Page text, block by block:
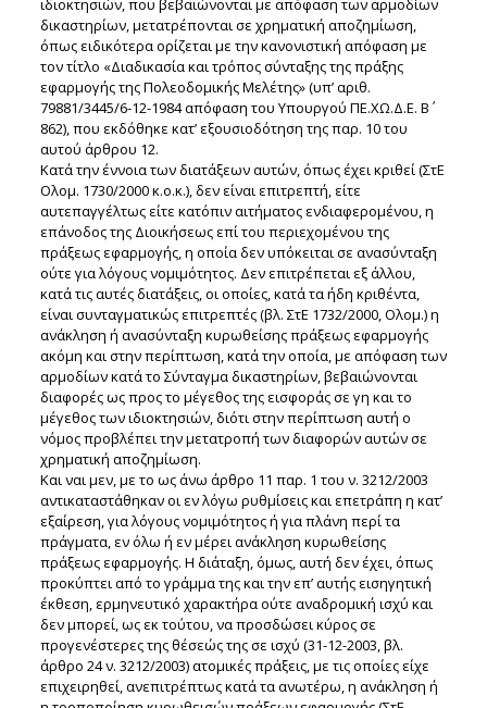
ιδιοκτησιών, που βεβαιώνονται με απόφαση των αρμοδίων
δικαστηρίων, μετατρέπονται σε χρηματική αποζημίωση,
όπως ειδικότερα ορίζεται με την κανονιστική απόφαση με
τον τίτλο «Διαδικασία και τρόπος σύνταξης της πράξης
εφαρμογής της Πολεοδομικής Μελέτης» (υπ’ αριθ.
79881/3445/6-12-1984 απόφαση του Υπουργού ΠΕ.ΧΩ.Δ.Ε. Β΄
862), που εκδόθηκε κατ’ εξουσιοδότηση της παρ. 10 του
αυτού άρθρου 12.
Κατά την έννοια των διατάξεων αυτών, όπως έχει κριθεί (ΣτΕ
Ολομ. 1730/2000 κ.ο.κ.), δεν είναι επιτρεπτή, είτε
αυτεπαγγέλτως είτε κατόπιν αιτήματος ενδιαφερομένου, η
επάνοδος της Διοικήσεως επί του περιεχομένου της
πράξεως εφαρμογής, η οποία δεν υπόκειται σε ανασύνταξη
ούτε για λόγους νομιμότητος. Δεν επιτρέπεται εξ άλλου,
κατά τις αυτές διατάξεις, οι οποίες, κατά τα ήδη κριθέντα,
είναι συνταγματικώς επιτρεπτές (βλ. ΣτΕ 1732/2000, Ολομ.) η
ανάκληση ή ανασύνταξη κυρωθείσης πράξεως εφαρμογής
ακόμη και στην περίπτωση, κατά την οποία, με απόφαση των
αρμοδίων κατά το Σύνταγμα δικαστηρίων, βεβαιώνονται
διαφορές ως προς το μέγεθος της εισφοράς σε γη και το
μέγεθος των ιδιοκτησιών, διότι στην περίπτωση αυτή ο
νόμος προβλέπει την μετατροπή των διαφορών αυτών σε
χρηματική αποζημίωση.
Και ναι μεν, με το ως άνω άρθρο 11 παρ. 1 του ν. 3212/2003
αντικαταστάθηκαν οι εν λόγω ρυθμίσεις και επετράπη η κατ’
εξαίρεση, για λόγους νομιμότητος ή για πλάνη περί τα
πράγματα, εν όλω ή εν μέρει ανάκληση κυρωθείσης
πράξεως εφαρμογής. Η διάταξη, όμως, αυτή δεν έχει, όπως
προκύπτει από το γράμμα της και την επ’ αυτής εισηγητική
έκθεση, ερμηνευτικό χαρακτήρα ούτε αναδρομική ισχύ και
δεν μπορεί, ως εκ τούτου, να προσδώσει κύρος σε
προγενέστερες της θέσεώς της σε ισχύ (31-12-2003, βλ.
άρθρο 24 ν. 3212/2003) ατομικές πράξεις, με τις οποίες είχε
επιχειρηθεί, ανεπιτρέπτως κατά τα ανωτέρω, η ανάκληση ή